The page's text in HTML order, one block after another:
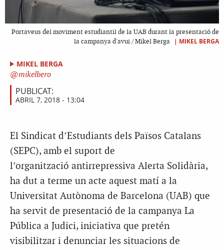
Portaveus del moviment estudiantil de la UAB durant la presentació de
la campanya d'avui / Mikel Berga
| MIKEL BERGA
MIKEL BERGA
mikelbero
PUBLICAT:
ABRIL 7, 2018 - 13:04
El Sindicat d’Estudiants dels Països Catalans
(SEPC), amb el suport de
l’organització antirrepressiva Alerta Solidària,
ha dut a terme un acte aquest matí a la
Universitat Autònoma de Barcelona (UAB) que
ha servit de presentació de la campanya La
Pública a Judici, iniciativa que pretén
visibilitzar i denunciar les situacions de